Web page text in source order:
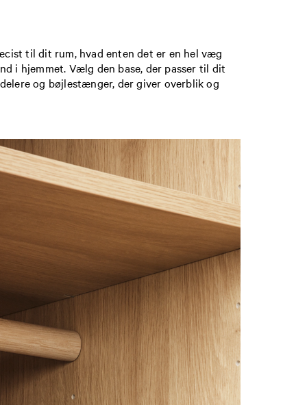
til dit rum, hvad enten det er en hel væg
i hjemmet. Vælg den base, der passer til dit
og bøjlestænger, der giver overblik og